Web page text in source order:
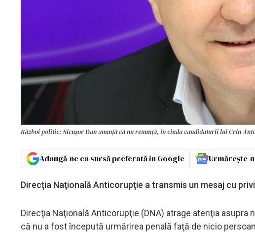
Război politic: Nicușor Dan anunță că nu renunță, în ciuda candidaturii lui Crin
Adaugă-ne ca sursă preferată în Google Urmărește-
Direcţia Naţională Anticorupţie a transmis un mesaj cu
Direcţia Naţională Anticorupţie (DNA) atrage atenţia
că nu a fost începută urmărirea penală faţă de nicio